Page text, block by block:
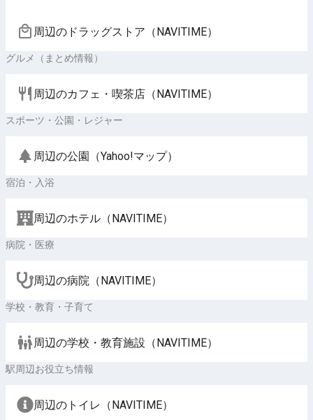
周辺のドラッグストア（NAVITIME）
グルメ（まとめ情報）
周辺のカフェ・喫茶店（NAVITIME）
スポーツ・公園・レジャー
周辺の公園（Yahoo!マップ）
宿泊・入浴
周辺のホテル（NAVITIME）
病院・医療
周辺の病院（NAVITIME）
学校・教育・子育て
周辺の学校・教育施設（NAVITIME）
駅周辺お役立ち情報
周辺のトイレ（NAVITIME）